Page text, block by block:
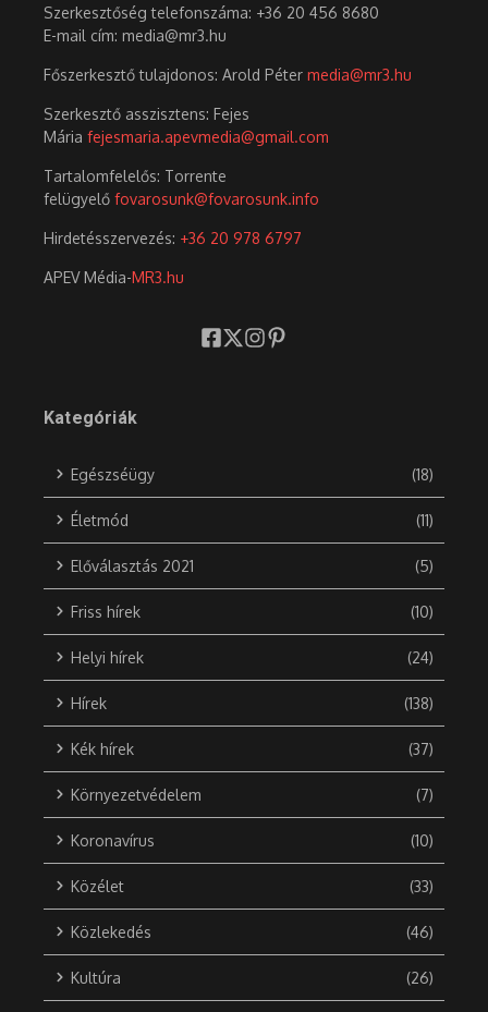
Szerkesztőség telefonszáma: +36 20 456 8680
E-mail cím: media@mr3.hu
Főszerkesztő tulajdonos: Arold Péter media@mr3.hu
Szerkesztő asszisztens: Fejes
Mária fejesmaria.apevmedia@gmail.com
Tartalomfelelős: Torrente
felügyelő fovarosunk@fovarosunk.info
Hirdetésszervezés: +36 20 978 6797
APEV Média-MR3.hu
Kategóriák
Egészséügy (18)
Életmód (11)
Előválasztás 2021 (5)
Friss hírek (10)
Helyi hírek (24)
Hírek (138)
Kék hírek (37)
Környezetvédelem (7)
Koronavírus (10)
Közélet (33)
Közlekedés (46)
Kultúra (26)